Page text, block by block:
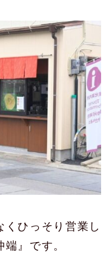
くひっそり営業し
』です。